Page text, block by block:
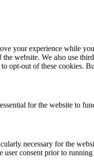
your experience while
website. We also use
opt-out of these cookies.
for the website to
necessary for the
user consent prior to